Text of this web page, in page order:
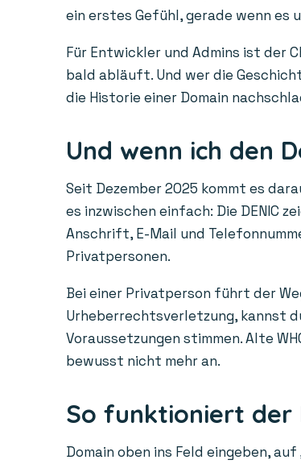
ein erstes Gefühl, gerade wenn es
Für Entwickler und Admins ist der
bald abläuft. Und wer die
die Historie einer Domain
Und wenn ich den
Seit Dezember 2025 kommt es
es inzwischen einfach: Die DENIC
Anschrift, E-Mail und
Privatpersonen.
Bei einer Privatperson führt der
Urheberrechtsverletzung, kannst
Voraussetzungen stimmen. Alte
bewusst nicht mehr an.
So funktioniert der
Domain oben ins Feld eingeben,